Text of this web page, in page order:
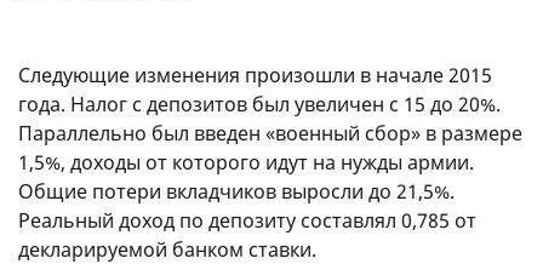
Следующие изменения произошли в начале 2015
года. Налог с депозитов был увеличен с 15 до 20%.
Параллельно был введен «военный сбор» в размере
1,5%, доходы от которого идут на нужды армии.
Общие потери вкладчиков выросли до 21,5%.
Реальный доход по депозиту составлял 0,785 от
декларируемой банком ставки.